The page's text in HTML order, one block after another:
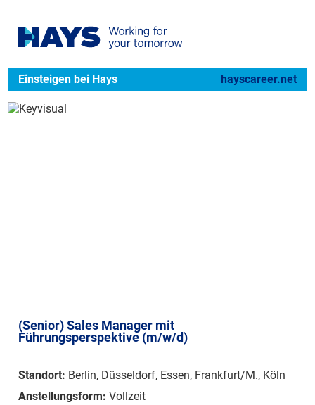
Einsteigen bei Hays hayscareer.net
(Senior) Sales Manager mit
Führungsperspektive (m/w/d)
Standort: Berlin, Düsseldorf, Essen, Frankfurt/M., Köln
Anstellungsform: Vollzeit